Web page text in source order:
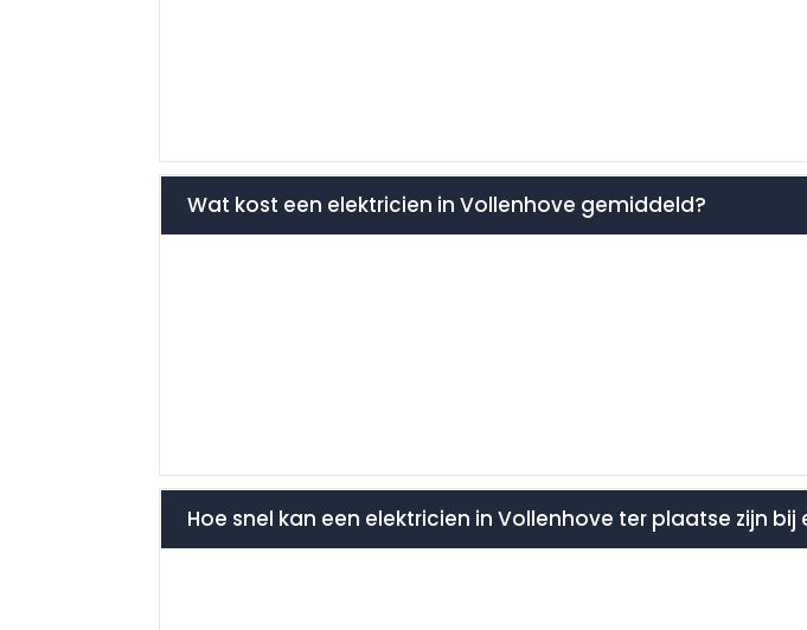
Wat kost een elektricien in Vollenhove gemiddeld?
Hoe snel kan een elektricien in Vollenhove ter plaatse zijn bij